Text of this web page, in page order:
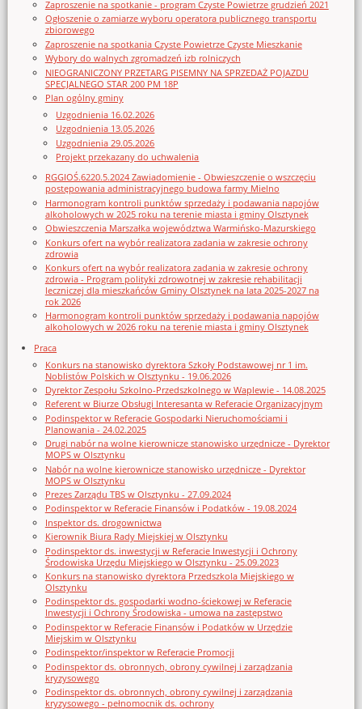
Zaproszenie na spotkanie - program Czyste Powietrze grudzień 2021
Ogłoszenie o zamiarze wyboru operatora publicznego transportu
zbiorowego
Zaproszenie na spotkania Czyste Powietrze Czyste Mieszkanie
Wybory do walnych zgromadzeń izb rolniczych
NIEOGRANICZONY PRZETARG PISEMNY NA SPRZEDAŻ POJAZDU
SPECJALNEGO STAR 200 PM 18P
Plan ogólny gminy
Uzgodnienia 16.02.2026
Uzgodnienia 13.05.2026
Uzgodnienia 29.05.2026
Projekt przekazany do uchwalenia
RGGIOŚ.6220.5.2024 Zawiadomienie - Obwieszczenie o wszczęciu
postępowania administracyjnego budowa farmy Mielno
Harmonogram kontroli punktów sprzedaży i podawania napojów
alkoholowych w 2025 roku na terenie miasta i gminy Olsztynek
Obwieszczenia Marszałka województwa Warmińsko-Mazurskiego
Konkurs ofert na wybór realizatora zadania w zakresie ochrony
zdrowia
Konkurs ofert na wybór realizatora zadania w zakresie ochrony
zdrowia - Program polityki zdrowotnej w zakresie rehabilitacji
leczniczej dla mieszkańców Gminy Olsztynek na lata 2025-2027 na
rok 2026
Harmonogram kontroli punktów sprzedaży i podawania napojów
alkoholowych w 2026 roku na terenie miasta i gminy Olsztynek
Praca
Konkurs na stanowisko dyrektora Szkoły Podstawowej nr 1 im.
Noblistów Polskich w Olsztynku - 19.06.2026
Dyrektor Zespołu Szkolno-Przedszkolnego w Waplewie - 14.08.2025
Referent w Biurze Obsługi Interesanta w Referacie Organizacyjnym
Podinspektor w Referacie Gospodarki Nieruchomościami i
Planowania - 24.02.2025
Drugi nabór na wolne kierownicze stanowisko urzędnicze - Dyrektor
MOPS w Olsztynku
Nabór na wolne kierownicze stanowisko urzędnicze - Dyrektor
MOPS w Olsztynku
Prezes Zarządu TBS w Olsztynku - 27.09.2024
Podinspektor w Referacie Finansów i Podatków - 19.08.2024
Inspektor ds. drogownictwa
Kierownik Biura Rady Miejskiej w Olsztynku
Podinspektor ds. inwestycji w Referacie Inwestycji i Ochrony
Środowiska Urzędu Miejskiego w Olsztynku - 25.09.2023
Konkurs na stanowisko dyrektora Przedszkola Miejskiego w
Olsztynku
Podinspektor ds. gospodarki wodno-ściekowej w Referacie
Inwestycji i Ochrony Środowiska - umowa na zastępstwo
Podinspektor w Referacie Finansów i Podatków w Urzędzie
Miejskim w Olsztynku
Podinspektor/inspektor w Referacie Promocji
Podinspektor ds. obronnych, obrony cywilnej i zarządzania
kryzysowego
Podinspektor ds. obronnych, obrony cywilnej i zarządzania
kryzysowego - pełnomocnik ds. ochrony